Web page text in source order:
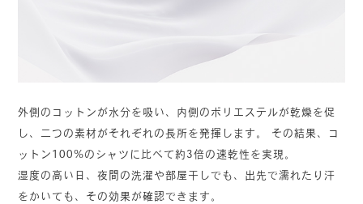
外側のコットンが水分を吸い、内側のポリエステルが乾燥を促
し、二つの素材がそれぞれの長所を発揮します。 その結果、コ
ットン100%のシャツに比べて約3倍の速乾性を実現。
湿度の高い日、夜間の洗濯や部屋干しでも、出先で濡れたり汗
をかいても、その効果が確認できます。